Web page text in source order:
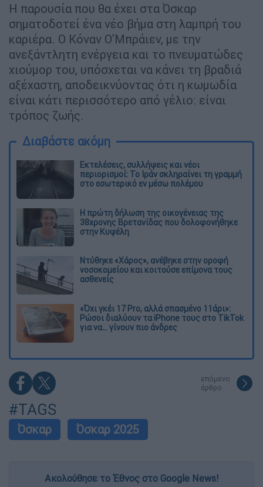
Η παρουσία που θα έχει στα Όσκαρ
σηματοδοτεί ένα νέο βήμα στη λαμπρή του
καριέρα. Ο Κόναν Ο'Μπράιεν, με την
ανεξάντλητη ενέργεια και το πνευματώδες
χιούμορ του, υπόσχεται να κάνει τη βραδιά
αξέχαστη, αποδεικνύοντας ότι η κωμωδία
είναι κάτι περισσότερο από γέλιο: είναι
τρόπος ζωής.
Διαβάστε ακόμη
Εκτελέσεις, συλλήψεις και νέοι
περιορισμοί: Το Ιράν σκληραίνει τη γραμμή
στο εσωτερικό εν μέσω πολέμου
Η πρώτη δήλωση της οικογένειας της
38χρονης Βρετανίδας που δολοφονήθηκε
στην Κυψέλη
Ντύθηκε «Χάρος», ανέβηκε στην οροφή
νοσοκομείου και κοιτούσε επίμονα τους
ασθενείς
«Όχι γκέι 17 Pro, αλλά σπασμένο 11άρι»:
Ρώσοι διαλύουν τα iPhone τους στο TikTok
για να... γίνουν πιο άνδρες
επόμενο
άρθρο
#TAGS
Όσκαρ Όσκαρ 2025
Ακολούθησε το Έθνος στο Google News!